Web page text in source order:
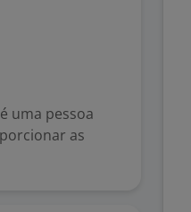
uma pessoa
as